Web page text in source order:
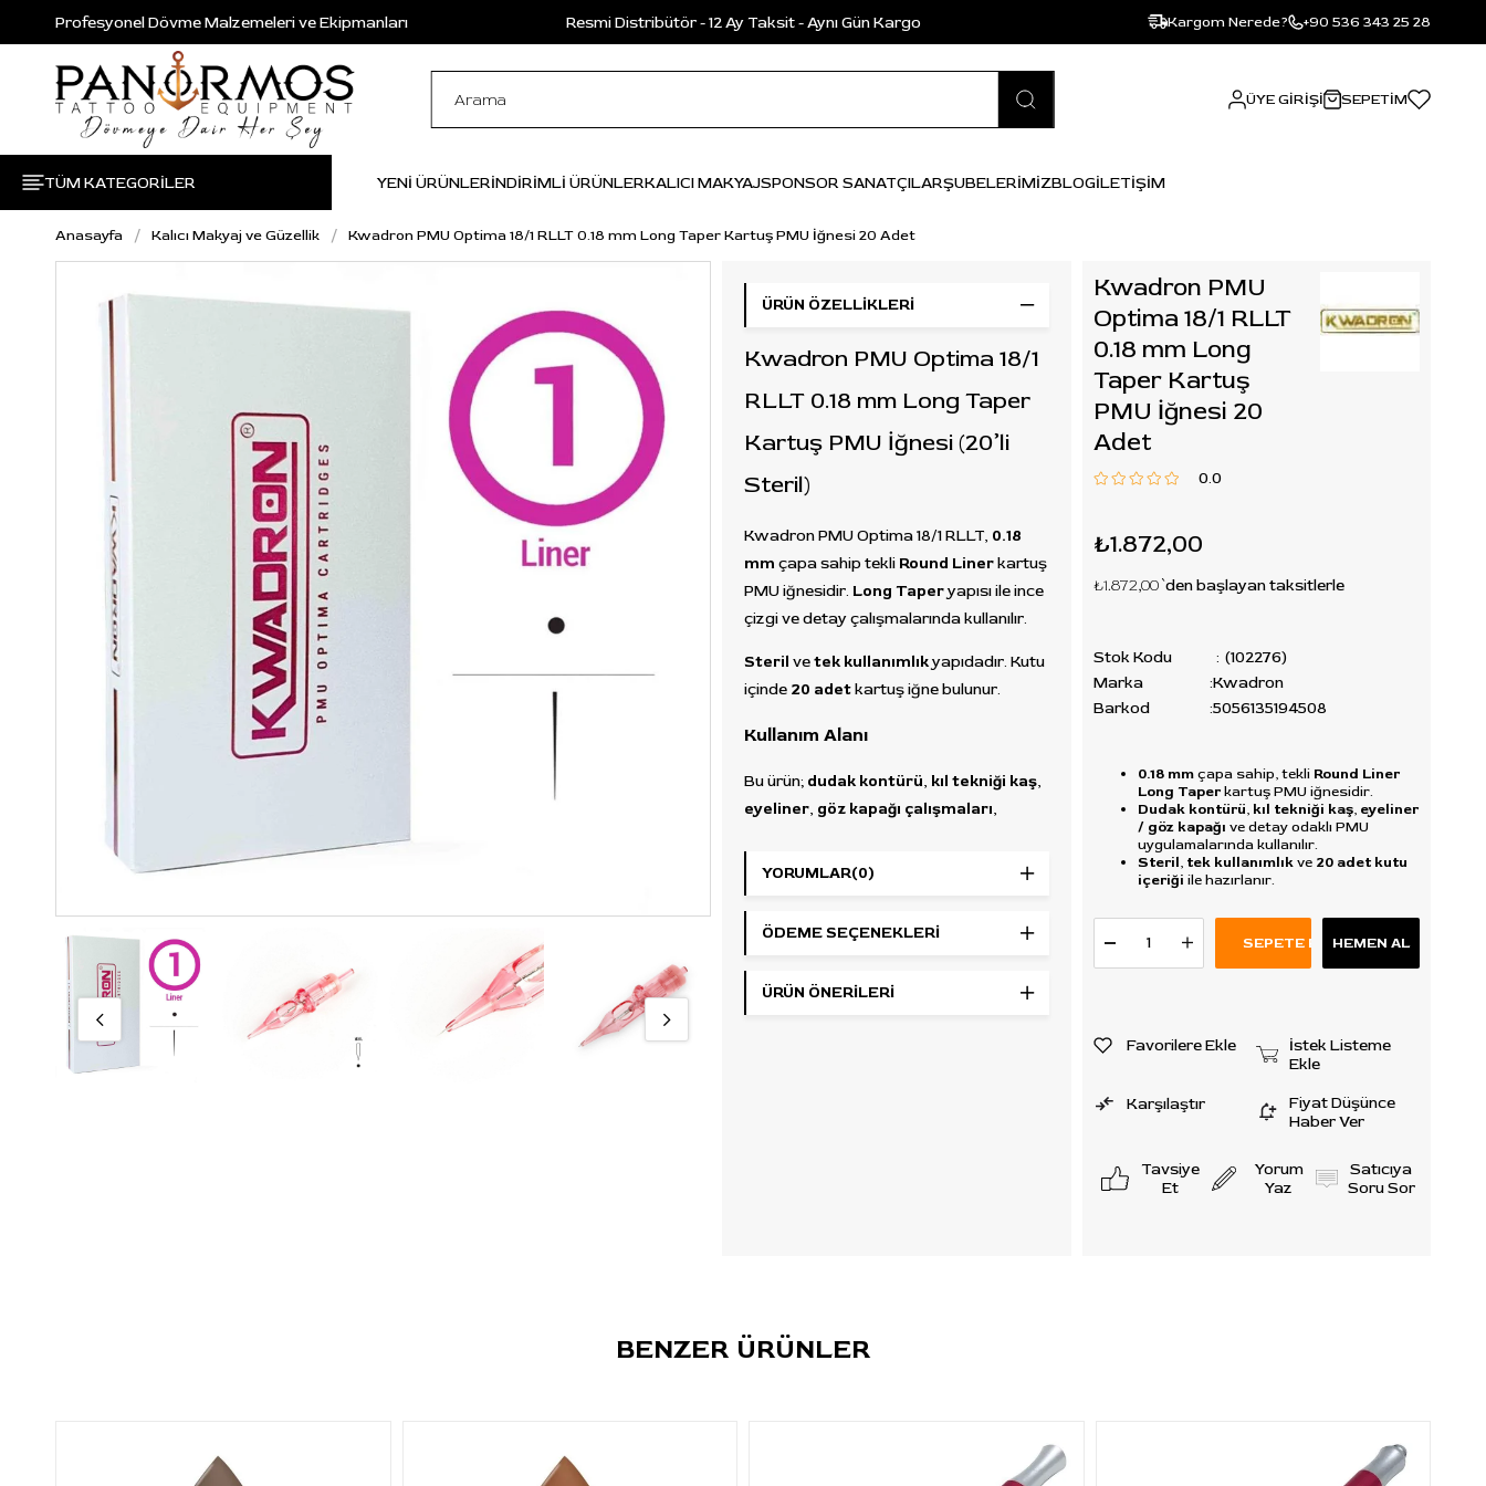
Profesyonel Dövme Malzemeleri ve Ekipmanları Resmi Distribütör - 12 Ay Taksit - Aynı Gün Kargo Kargom Nerede? +90 536 343 25 28
ÜYE GIRIŞI SEPETIM
TÜM KATEGORİLER YENİ ÜRÜNLERİNDİRİMLİ ÜRÜNLERKALICI MAKYAJSPONSOR SANATÇILARŞUBELERİMİZBLOGİLETİŞİM
Anasayfa Kalıcı Makyaj ve Güzellik Kwadron PMU Optima 18/1 RLLT 0.18 mm Long Taper Kartuş PMU İğnesi 20 Adet
ÜRÜN ÖZELLIKLERI
Kwadron PMU Optima 18/1
RLLT 0.18 mm Long Taper
Kartuş PMU İğnesi (20’li
Steril)
Kwadron PMU Optima 18/1 RLLT, 0.18
mm çapa sahip tekli Round Linerkartuş
PMU iğnesidir. Long Taperyapısı ile ince
çizgi ve detay çalışmalarında kullanılır.
Steril vetek kullanımlıkyapıdadır. Kutu
içinde 20 adetkartuş iğne bulunur.
Kullanım Alanı
Bu ürün; dudak kontürü, kıl tekniği kaş,
eyeliner, göz kapağı çalışmaları,
mikropigmentasyonu
kullanılır.
Ürün Özellikleri
Seri:PMU Optima
0.18 mm
YORUMLAR(0)
ÖDEME SEÇENEKLERI
ÜRÜN ÖNERILERI
Kwadron PMU
Optima 18/1 RLLT
0.18 mm Long
Taper Kartuş
PMU İğnesi 20
Adet
0.0
₺1.872,00
₺1.872,00 `den başlayan taksitlerle
Stok Kodu
(102276)
Marka
:Kwadron
Barkod
:5056135194508
0.18 mmçapa sahip, tekli Round Liner
Long Taperkartuş PMU iğnesidir.
Dudak kontürü, kıl tekniği kaş, eyeliner
/ göz kapağı ve detay odaklı PMU
uygulamalarında kullanılır.
Steril, tek kullanımlıkve 20 adet kutu
içeriği ile hazırlanır.
Favorilere Ekle
İstek Listeme
Ekle
Karşılaştır
Fiyat Düşünce
Haber Ver
Tavsiye
Et
Yorum
Yaz
Satıcıya
Soru Sor
BENZER ÜRÜNLER